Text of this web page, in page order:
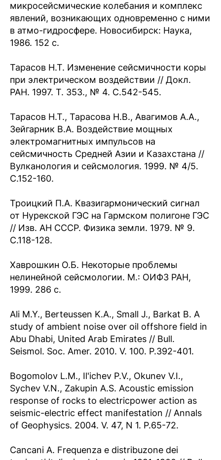
микросейсмические колебания и комплекс
явлений, возникающих одновременно с ними
в атмо-гидросфере. Новосибирск: Наука,
1986. 152 с.
Тарасов Н.Т. Изменение сейсмичности коры
при электрическом воздействии // Докл.
РАН. 1997. Т. 353., № 4. С.542-545.
Тарасов Н.Т., Тарасова Н.В., Авагимов А.А.,
Зейгарник В.А. Воздействие мощных
электромагнитных импульсов на
сейсмичность Средней Азии и Казахстана //
Вулканология и сейсмология. 1999. № 4/5.
С.152-160.
Троицкий П.А. Квазигармонический сигнал
от Нурекской ГЭС на Гармском полигоне ГЭС
// Изв. АН СССР. Физика земли. 1979. № 9.
С.118-128.
Хаврошкин О.Б. Некоторые проблемы
нелинейной сейсмологии. М.: ОИФЗ РАН,
1999. 286 с.
Ali M.Y., Berteussen K.A., Small J., Barkat B. A
study of ambient noise over oil offshore field in
Abu Dhabi, United Arab Emirates // Bull.
Seismol. Soc. Amer. 2010. V. 100. P.392-401.
Bogomolov L.M., Il'ichev P.V., Okunev V.I.,
Sychev V.N., Zakupin A.S. Acoustic emission
response of rocks to electricpower action as
seismic-electric effect manifestation // Annals
of Geophysics. 2004. V. 47, N 1. P.65-72.
Cancani A. Frequenza e distribuzone dei